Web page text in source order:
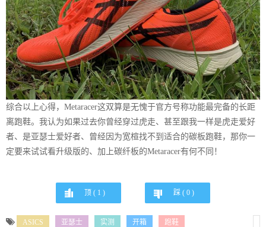
综合以上心得，Metaracer这双算是无愧于官方号称功能最完备的长距
离跑鞋。我认为如果过去你曾经穿过虎走、甚至跟我一样是虎走爱好
者、是亚瑟士爱好者、曾经因为宽楦找不到适合的碳板跑鞋，那你一
定要来试试看升级版的、加上碳纤板的Metaracer有何不同！
顶 ( 1 ) 踩 ( 0)
ASICS 亚瑟士 实测 开箱 跑鞋